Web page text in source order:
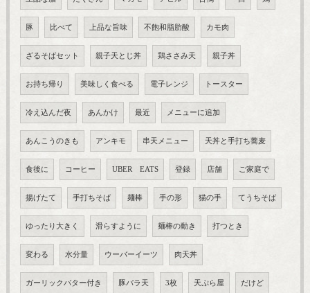
豚 比べて 上品な旨味 不飽和脂肪酸 カモ肉
ざるそばセット 親子天とじ丼 鶏ささみ天 親子丼
お持ち帰り 美味しく食べる 電子レンジ トースター
冷え込んだ夜 あんかけ 最近 メニューに追加
あんこうのきも アンキモ 串天メニュー 天丼と手打ち蕎麦
食後に コーヒー UBER EATS 登録 店舗 ご家庭で
揚げたて 手打ちそば 麺棒 手の形 猫の手 てうちそば
ゆったり大きく 滑らすように 麺棒の動き 打つとき
変わる 水分量 ウーバーイーツ 肉天丼
ガーリックバター付き 豚バラ天 3枚 天ぷら屋 だけど